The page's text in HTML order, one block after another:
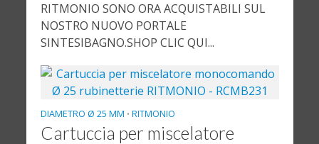
RITMONIO SONO ORA ACQUISTABILI SUL
NOSTRO NUOVO PORTALE
SINTESIBAGNO.SHOP CLIC QUI...
DIAMETRO Ø 25 MM • RITMONIO
Cartuccia per miscelatore